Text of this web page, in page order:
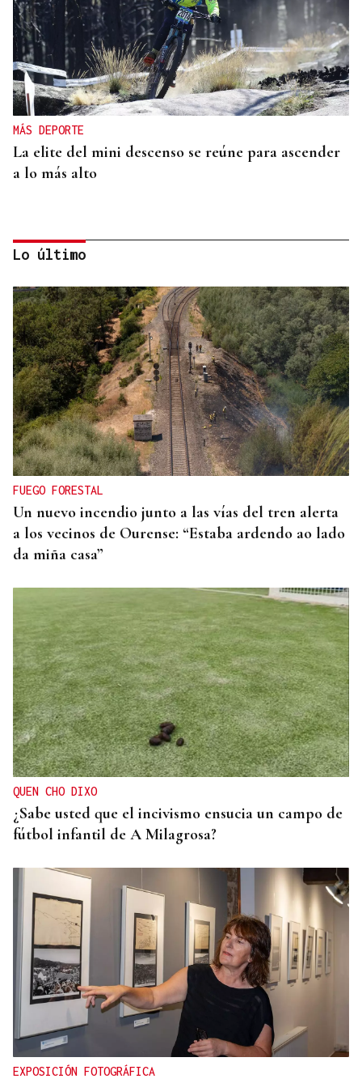
MÁS DEPORTE
La elite del mini descenso se reúne para ascender
a lo más alto
SUB-10 FEMENINA
La ourensana Anna Soares roza el podio del
Campeonato de España de Ajedrez
Lo último
FUEGO FORESTAL
Un nuevo incendio junto a las vías del tren alerta
a los vecinos de Ourense: “Estaba ardendo ao lado
da miña casa”
QUEN CHO DIXO
¿Sabe usted que el incivismo ensucia un campo de
fútbol infantil de A Milagrosa?
EXPOSICIÓN FOTOGRÁFICA